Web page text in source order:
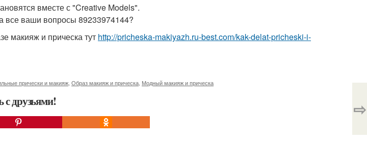
вместе с "Creative Models".
все ваши вопросы 89233974144?
макияж и прическа тут http://pricheska-makiyazh.ru-best.com/kak-delat-pricheski-i-
прически и макияж Образ макияж и прическа Модный макияж и прическа
с друзьями! ⇨